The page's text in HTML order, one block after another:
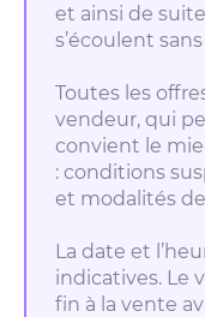
et ainsi de
s’écoulent
Toutes les
vendeur, qui
convient le
: conditions
et modalités
La date et
indicatives. Le
fin à la vente